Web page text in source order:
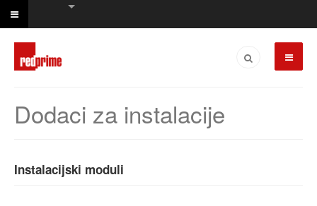
Dodaci za instalacije
Instalacijski moduli